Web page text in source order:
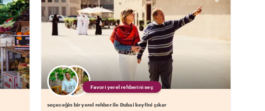
Favori yerel rehberini seç
seçeceğin bir yerel rehber ile Dubai keyfini çıkar